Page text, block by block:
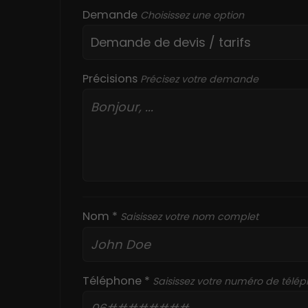
Demande Choisissez une option
Précisions Précisez votre demande
Nom * Saisissez votre nom complet
Téléphone * Saisissez votre numéro de